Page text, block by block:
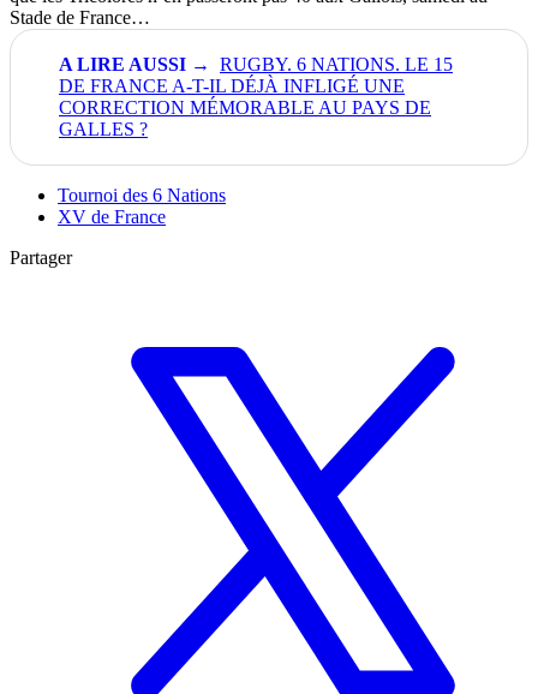
Stade de France…
RUGBY. 6 NATIONS. LE 15
DE FRANCE A-T-IL DÉJÀ INFLIGÉ UNE
CORRECTION MÉMORABLE AU PAYS DE
GALLES ?
Tournoi des 6 Nations
XV de France
Partager